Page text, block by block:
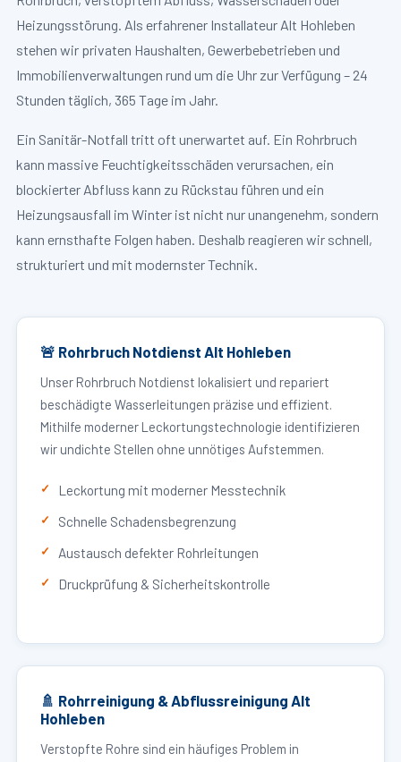
Heizungsstörung. Als erfahrener Installateur Alt Hohleben
stehen wir privaten Haushalten, Gewerbebetrieben und
Immobilienverwaltungen rund um die Uhr zur Verfügung – 24
Stunden täglich, 365 Tage im Jahr.
Ein Sanitär-Notfall tritt oft unerwartet auf. Ein Rohrbruch
kann massive Feuchtigkeitsschäden verursachen, ein
blockierter Abfluss kann zu Rückstau führen und ein
Heizungsausfall im Winter ist nicht nur unangenehm, sondern
kann ernsthafte Folgen haben. Deshalb reagieren wir schnell,
strukturiert und mit modernster Technik.
🚨 Rohrbruch Notdienst Alt Hohleben
Unser Rohrbruch Notdienst lokalisiert und repariert
beschädigte Wasserleitungen präzise und effizient.
Mithilfe moderner Leckortungstechnologie identifizieren
wir undichte Stellen ohne unnötiges Aufstemmen.
Leckortung mit moderner Messtechnik
Schnelle Schadensbegrenzung
Austausch defekter Rohrleitungen
Druckprüfung & Sicherheitskontrolle
🚿 Rohrreinigung & Abflussreinigung Alt
Hohleben
Verstopfte Rohre sind ein häufiges Problem in